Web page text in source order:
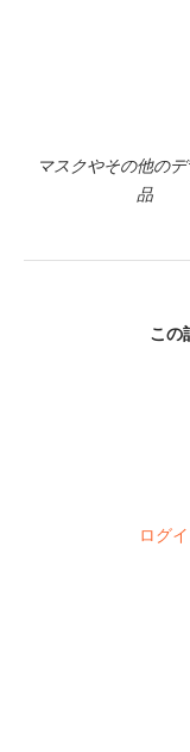
マスクやその他の
品
この
ログ